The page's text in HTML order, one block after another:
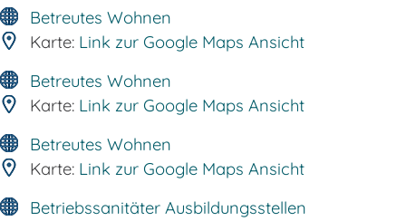
Betreutes Wohnen
Karte: Link zur Google Maps Ansicht
Betreutes Wohnen
Karte: Link zur Google Maps Ansicht
Betreutes Wohnen
Karte: Link zur Google Maps Ansicht
Betriebssanitäter Ausbildungsstellen